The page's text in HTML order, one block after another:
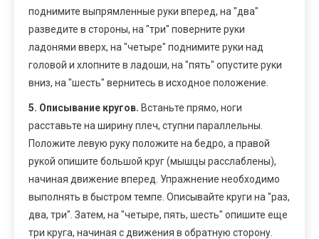
поднимите выпрямленные руки вперед, на "два"
разведите в стороны, на "три" поверните руки
ладонями вверх, на "четыре" поднимите руки над
головой и хлопните в ладоши, на "пять" опустите руки
вниз, на "шесть" вернитесь в исходное положение.
5. Описывание кругов. Встаньте прямо, ноги
расставьте на ширину плеч, ступни параллельны.
Положите левую руку положите на бедро, а правой
рукой опишите большой круг (мышцы расслаблены),
начиная движение вперед. Упражнение необходимо
выполнять в быстром темпе. Описывайте круги на "раз,
два, три". Затем, на "четыре, пять, шесть" опишите еще
три круга, начиная с движения в обратную сторону.